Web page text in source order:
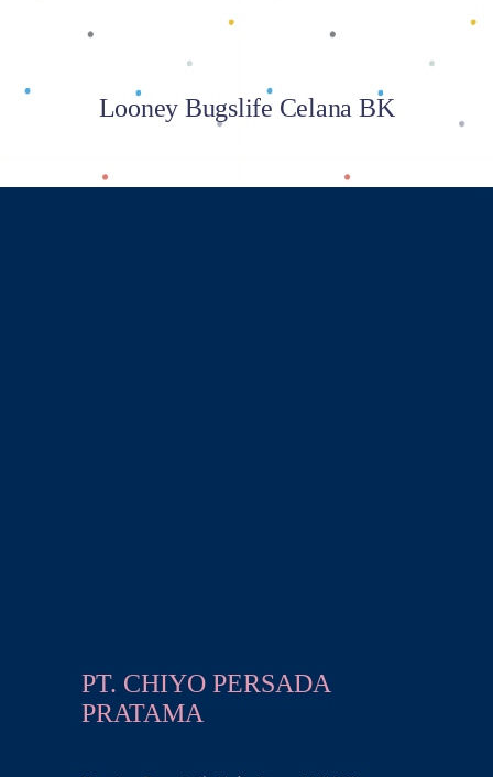
Looney Bugslife Celana BK
PT. CHIYO PERSADA
PRATAMA